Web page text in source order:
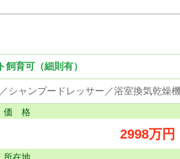
育可（細則有）
価 格
2998万円
所在地